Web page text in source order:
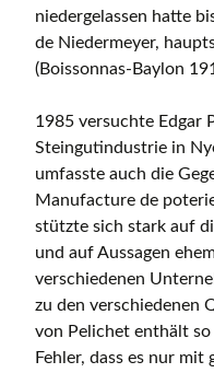
niedergelassen hatte
de Niedermeyer,
(Boissonnas-Baylon
1985 versuchte Edgar
Steingutindustrie in
umfasste auch die
Manufacture de
stützte sich stark auf
und auf Aussagen
verschiedenen
zu den verschiedenen
von Pelichet enthält so
Fehler, dass es nur